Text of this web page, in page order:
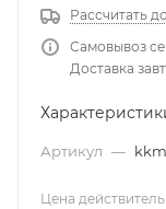
Рассчитать
Самовывоз
Доставка
Артикул —
Цена